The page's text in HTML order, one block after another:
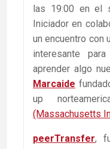
las 19:00 en el
Iniciador en
un encuentro con
interesante
aprender algo
Marcaide
up
(Massachusetts
peerTransfer,